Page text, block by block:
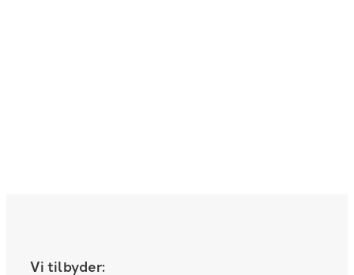
Vi tilbyder: